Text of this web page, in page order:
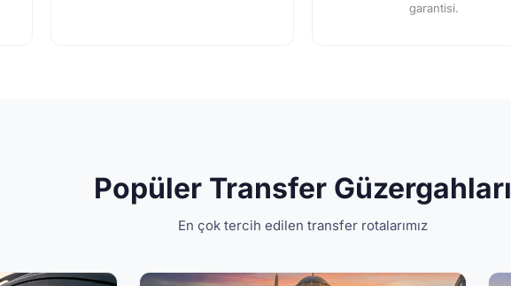
garantisi.
Popüler Transfer Güzergahları
En çok tercih edilen transfer rotalarımız